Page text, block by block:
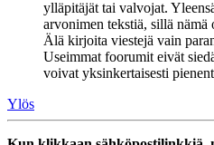
ylläpitäjät tai valvojat.
arvonimen tekstiä, sillä
Älä kirjoita viestejä vain
Useimmat foorumit eivät
voivat yksinkertaisesti
Ylös